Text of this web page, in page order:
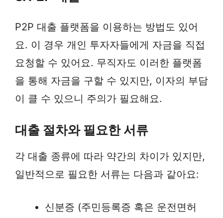
P2P 대출 플랫폼을 이용하는 방법도 있어
요. 이 경우 개인 투자자들에게 자금을 직접
요청할 수 있어요. 무직자도 이러한 플랫폼
을 통해 자금을 구할 수 있지만, 이자의 부담
이 클 수 있으니 주의가 필요해요.
대출 절차와 필요한 서류
각 대출 종류에 따라 약간의 차이가 있지만,
일반적으로 필요한 서류는 다음과 같아요:
신분증 (주민등록증 혹은 운전면허